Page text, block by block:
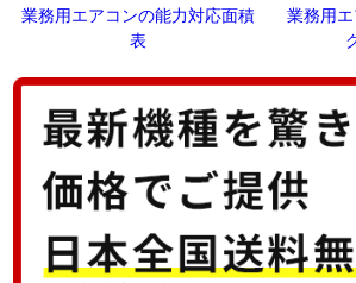
業務用エアコンの能力対応面積
表
業務用